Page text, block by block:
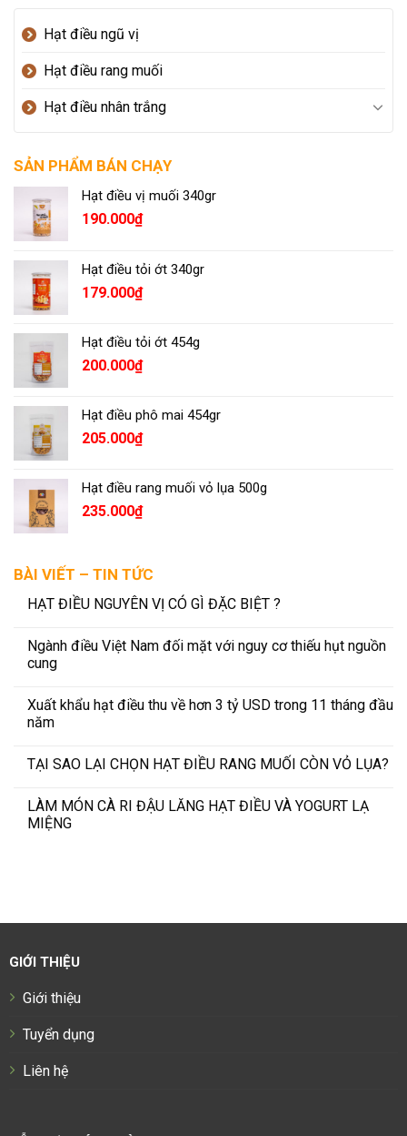
Hạt điều ngũ vị
Hạt điều rang muối
Hạt điều nhân trắng
SẢN PHẨM BÁN CHẠY
Hạt điều vị muối 340gr
190.000₫
Hạt điều tỏi ớt 340gr
179.000₫
Hạt điều tỏi ớt 454g
200.000₫
Hạt điều phô mai 454gr
205.000₫
Hạt điều rang muối vỏ lụa 500g
235.000₫
BÀI VIẾT – TIN TỨC
HẠT ĐIỀU NGUYÊN VỊ CÓ GÌ ĐẶC BIỆT ?
Ngành điều Việt Nam đối mặt với nguy cơ thiếu hụt nguồn
cung
Xuất khẩu hạt điều thu về hơn 3 tỷ USD trong 11 tháng đầu
năm
TẠI SAO LẠI CHỌN HẠT ĐIỀU RANG MUỐI CÒN VỎ LỤA?
LÀM MÓN CÀ RI ĐẬU LĂNG HẠT ĐIỀU VÀ YOGURT LẠ
MIỆNG
GIỚI THIỆU
Giới thiệu
Tuyển dụng
Liên hệ